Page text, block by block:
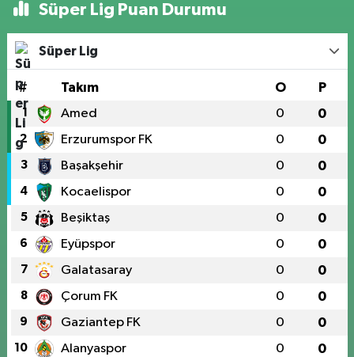
Süper Lig Puan Durumu
Süper Lig
# Takım O P
1 Amed 0 0
2 Erzurumspor FK 0 0
3 Başakşehir 0 0
4 Kocaelispor 0 0
5 Beşiktaş 0 0
6 Eyüpspor 0 0
7 Galatasaray 0 0
8 Çorum FK 0 0
9 Gaziantep FK 0 0
10 Alanyaspor 0 0